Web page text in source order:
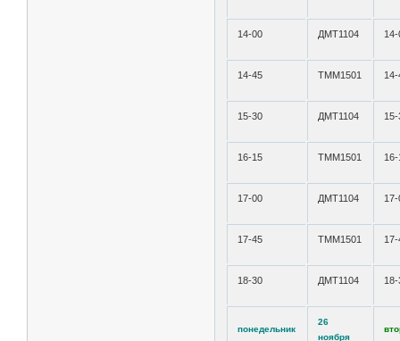
14-00 ДМТ1104 14-
14-45 ТММ1501 14-
15-30 ДМТ1104 15-
16-15 ТММ1501 16-
17-00 ДМТ1104 17-
17-45 ТММ1501 17-
18-30 ДМТ1104 18-
понедельник
26
ноября